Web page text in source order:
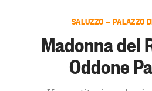
SALUZZO — PALAZZO
Madonna del
Oddone